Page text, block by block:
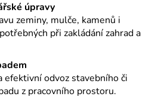
úpravy
zeminy, mulče, kamenů i
při zakládání zahrad a
efektivní odvoz stavebního či
z pracovního prostoru.